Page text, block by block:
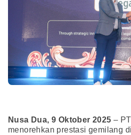
Nusa Dua, 9 Oktober 2025 –
menorehkan prestasi gemilang